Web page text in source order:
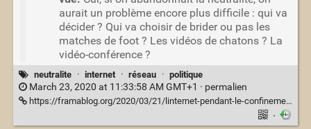
aurait un problème encore plus difficile : qui va
décider ? Qui va choisir de brider ou pas les
matches de foot ? Les vidéos de chatons ? La
vidéo-conférence ?
neutralite · internet · réseau · politique
March 23, 2020 at 11:33:58 AM GMT+1 · permalien
https://framablog.org/2020/03/21/linternet-pendant-le-confinement/
·